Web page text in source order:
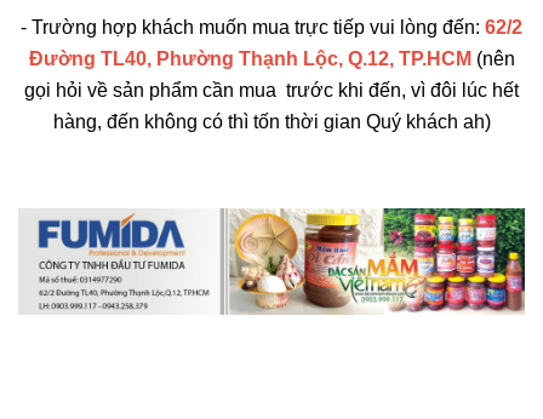
- Trường hợp khách muốn mua trực tiếp vui lòng đến: 62/2
Đường TL40, Phường Thạnh Lộc, Q.12, TP.HCM (nên
gọi hỏi về sản phẩm cần mua trước khi đến, vì đôi lúc hết
hàng, đến không có thì tốn thời gian Quý khách ah)